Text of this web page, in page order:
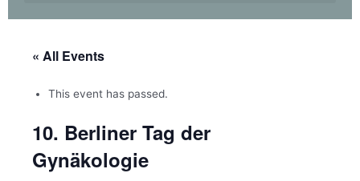
« All Events
This event has passed.
10. Berliner Tag der
Gynäkologie